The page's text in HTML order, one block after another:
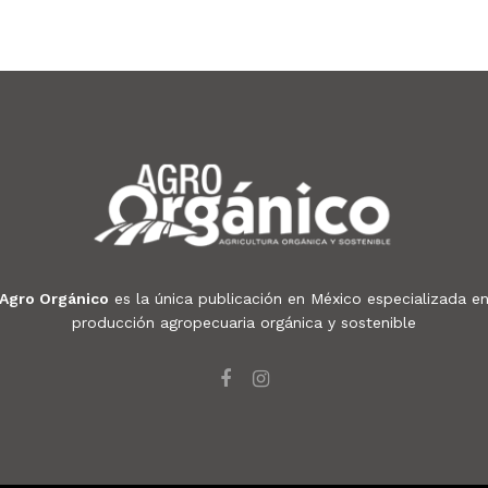
Agro Orgánico es la única publicación en México especializada en
producción agropecuaria orgánica y sostenible